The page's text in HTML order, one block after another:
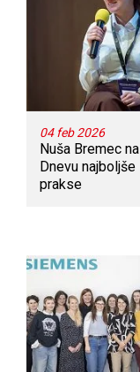
04 feb 2026
Nuša Bremec na
Dnevu najboljše
prakse